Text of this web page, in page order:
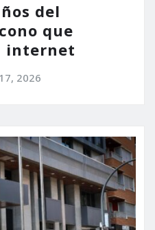
del
que
internet
2026